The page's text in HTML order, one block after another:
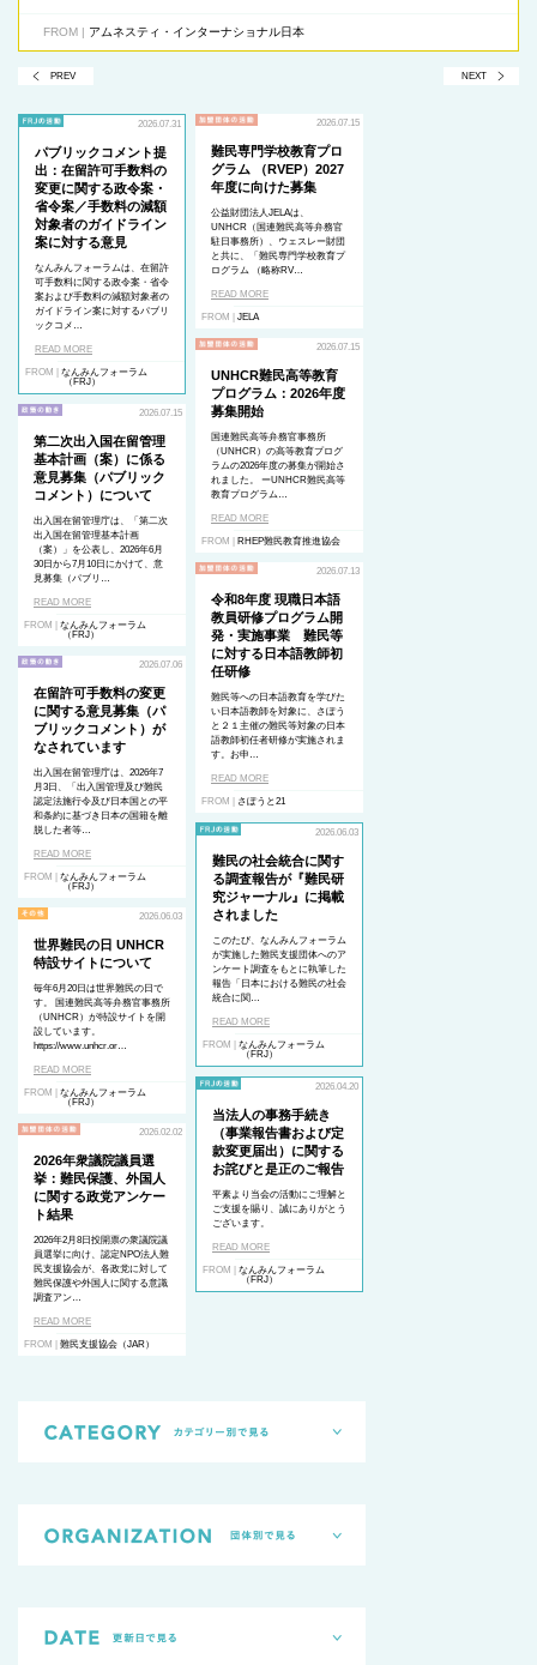
FROM | アムネスティ・インターナショナル日本
PREV NEXT
2026.07.31
パブリックコメント提
出：在留許可手数料の
変更に関する政令案・
省令案／手数料の減額
対象者のガイドライン
案に対する意見
なんみんフォーラムは、在留許
可手数料に関する政令案・省令
案および手数料の減額対象者の
ガイドライン案に対するパブリ
ックコメ…
READ MORE
FROM | なんみんフォーラム
（FRJ）
2026.07.15
難民専門学校教育プロ
グラム （RVEP）2027
年度に向けた募集
公益財団法人JELAは、
UNHCR（国連難民高等弁務官
駐日事務所）、ウェスレー財団
と共に、「難民専門学校教育プ
ログラム （略称RV…
READ MORE
FROM | JELA
2026.07.15
UNHCR難民高等教育
プログラム：2026年度
募集開始
国連難民高等弁務官事務所
（UNHCR）の高等教育プログ
ラムの2026年度の募集が開始さ
れました。 ーUNHCR難民高等
教育プログラム…
READ MORE
FROM | RHEP難民教育推進協会
2026.07.15
第二次出入国在留管理
基本計画（案）に係る
意見募集（パブリック
コメント）について
出入国在留管理庁は、「第二次
出入国在留管理基本計画
（案）」を公表し、2026年6月
30日から7月10日にかけて、意
見募集（パブリ…
READ MORE
FROM | なんみんフォーラム
（FRJ）
2026.07.13
令和8年度 現職日本語
教員研修プログラム開
発・実施事業 難民等
に対する日本語教師初
任研修
難民等への日本語教育を学びた
い日本語教師を対象に、さぽう
と２１主催の難民等対象の日本
語教師初任者研修が実施されま
す。お申…
READ MORE
FROM | さぽうと21
2026.07.06
在留許可手数料の変更
に関する意見募集（パ
ブリックコメント）が
なされています
出入国在留管理庁は、2026年7
月3日、「出入国管理及び難民
認定法施行令及び日本国との平
和条約に基づき日本の国籍を離
脱した者等…
READ MORE
FROM | なんみんフォーラム
（FRJ）
2026.06.03
難民の社会統合に関す
る調査報告が『難民研
究ジャーナル』に掲載
されました
このたび、なんみんフォーラム
が実施した難民支援団体へのア
ンケート調査をもとに執筆した
報告「日本における難民の社会
統合に関…
READ MORE
FROM | なんみんフォーラム
（FRJ）
2026.06.03
世界難民の日 UNHCR
特設サイトについて
毎年6月20日は世界難民の日で
す。 国連難民高等弁務官事務所
（UNHCR）が特設サイトを開
設しています。
https://www.unhcr.or…
READ MORE
FROM | なんみんフォーラム
（FRJ）
2026.04.20
当法人の事務手続き
（事業報告書および定
款変更届出）に関する
お詫びと是正のご報告
平素より当会の活動にご理解と
ご支援を賜り、誠にありがとう
ございます。
READ MORE
FROM | なんみんフォーラム
（FRJ）
2026.02.02
2026年衆議院議員選
挙：難民保護、外国人
に関する政党アンケー
ト結果
2026年2月8日投開票の衆議院議
員選挙に向け、認定NPO法人難
民支援協会が、各政党に対して
難民保護や外国人に関する意識
調査アン…
READ MORE
FROM | 難民支援協会（JAR）